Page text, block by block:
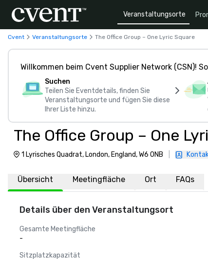
Veranstaltungsorte
Cvent Veranstaltungsorte The Office Group – One Lyric Square
Willkommen beim Cvent Supplier Network (CSN)!
Suchen
Teilen Sie Eventdetails, finden Sie
Veranstaltungsorte und fügen Sie diese
Ihrer Liste hinzu.
The Office Group – One
1 Lyrisches Quadrat, London, England, W6 0NB
Übersicht Meetingfläche Ort FAQs
Details über den Veranstaltungsort
Gesamte Meetingfläche
-
Sitzplatzkapazität